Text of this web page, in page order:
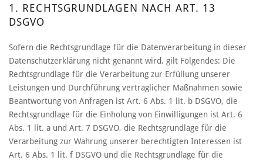
1. RECHTSGRUNDLAGEN NACH ART. 13
DSGVO
Sofern die Rechtsgrundlage für die Datenverarbeitung in dieser
Datenschutzerklärung nicht genannt wird, gilt Folgendes: Die
Rechtsgrundlage für die Verarbeitung zur Erfüllung unserer
Leistungen und Durchführung vertraglicher Maßnahmen sowie
Beantwortung von Anfragen ist Art. 6 Abs. 1 lit. b DSGVO, die
Rechtsgrundlage für die Einholung von Einwilligungen ist Art. 6
Abs. 1 lit. a und Art. 7 DSGVO, die Rechtsgrundlage für die
Verarbeitung zur Wahrung unserer berechtigten Interessen ist
Art. 6 Abs. 1 lit. f DSGVO und die Rechtsgrundlage für die